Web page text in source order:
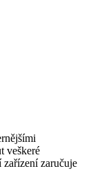
veškeré
zaručuje